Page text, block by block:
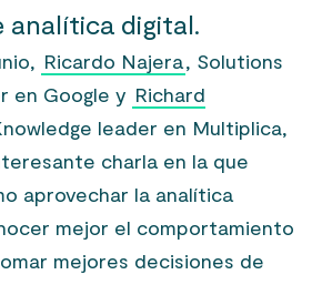
analítica digital.
Ricardo Najera, Solutions
en Google y Richard
leader en Multiplica,
charla en la que
aprovechar la analítica
mejor el comportamiento
mejores decisiones de